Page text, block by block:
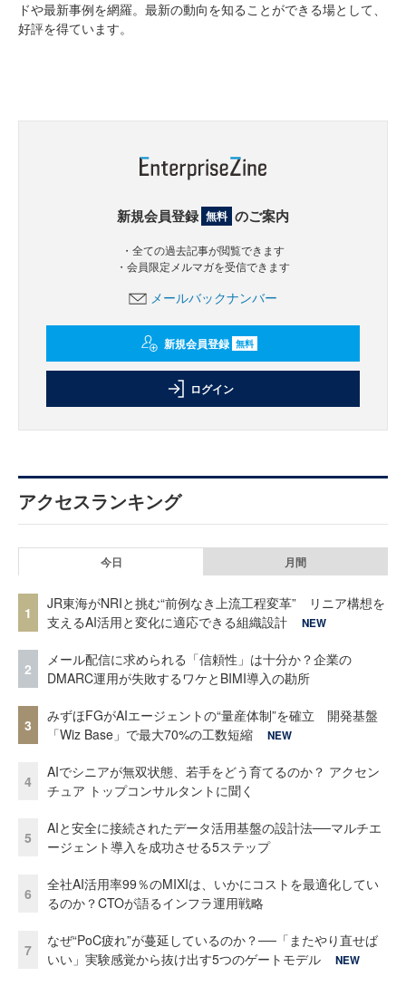
ドや最新事例を網羅。最新の動向を知ることができる場として、
好評を得ています。
新規会員登録 無料 のご案内
・全ての過去記事が閲覧できます
・会員限定メルマガを受信できます
メールバックナンバー
新規会員登録 無料
ログイン
アクセスランキング
今日 月間
1
JR東海がNRIと挑む“前例なき上流工程変革” リニア構想を
支えるAI活用と変化に適応できる組織設計
NEW
2
メール配信に求められる「信頼性」は十分か？企業の
DMARC運用が失敗するワケとBIMI導入の勘所
3
みずほFGがAIエージェントの“量産体制”を確立 開発基盤
「Wiz Base」で最大70%の工数短縮
NEW
4
AIでシニアが無双状態、若手をどう育てるのか？ アクセン
チュア トップコンサルタントに聞く
5
AIと安全に接続されたデータ活用基盤の設計法──マルチエ
ージェント導入を成功させる5ステップ
6
全社AI活用率99％のMIXIは、いかにコストを最適化してい
るのか？CTOが語るインフラ運用戦略
7
なぜ“PoC疲れ”が蔓延しているのか？──「またやり直せば
いい」実験感覚から抜け出す5つのゲートモデル
NEW